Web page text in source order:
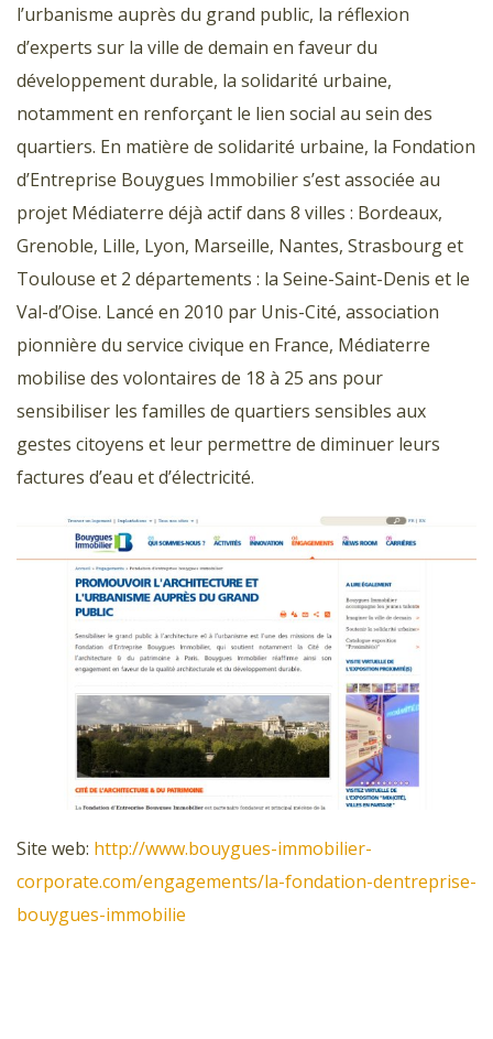
l’urbanisme auprès du grand public, la réflexion
d’experts sur la ville de demain en faveur du
développement durable, la solidarité urbaine,
notamment en renforçant le lien social au sein des
quartiers. En matière de solidarité urbaine, la Fondation
d’Entreprise Bouygues Immobilier s’est associée au
projet Médiaterre déjà actif dans 8 villes : Bordeaux,
Grenoble, Lille, Lyon, Marseille, Nantes, Strasbourg et
Toulouse et 2 départements : la Seine-Saint-Denis et le
Val-d’Oise. Lancé en 2010 par Unis-Cité, association
pionnière du service civique en France, Médiaterre
mobilise des volontaires de 18 à 25 ans pour
sensibiliser les familles de quartiers sensibles aux
gestes citoyens et leur permettre de diminuer leurs
factures d’eau et d’électricité.
Site web: http://www.bouygues-immobilier-
corporate.com/engagements/la-fondation-dentreprise-
bouygues-immobilie